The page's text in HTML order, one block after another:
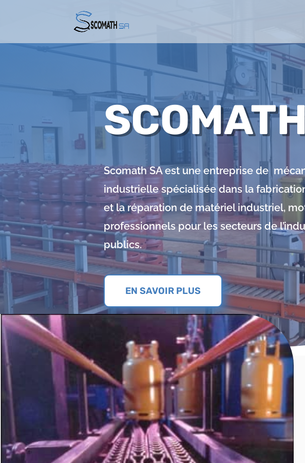
Scomath SA est une entreprise de
industrielle spécialisée dans la
et la réparation de matériel industriel,
professionnels pour les secteurs de
publics.
EN SAVOIR PLUS